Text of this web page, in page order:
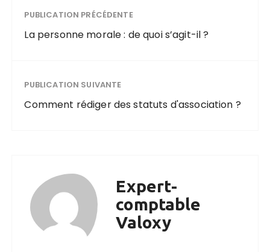
PUBLICATION PRÉCÉDENTE
La personne morale : de quoi s’agit-il ?
PUBLICATION SUIVANTE
Comment rédiger des statuts d'association ?
Expert-
comptable
Valoxy